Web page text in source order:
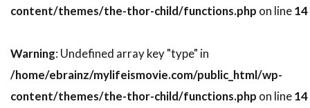
スティーヴ・ローレンス
ステイシー・シェア
ステファヌ・メッツジェール
ステファーヌ・スペリ
ステュー・ライリー
ステラン・スカルスガルド
content/themes/the-thor-child/functions.php on line14
Warning: Undefined array key "type" in
/home/ebrainz/mylifeismovie.com/public_html/wp-
content/themes/the-thor-child/functions.php on line14